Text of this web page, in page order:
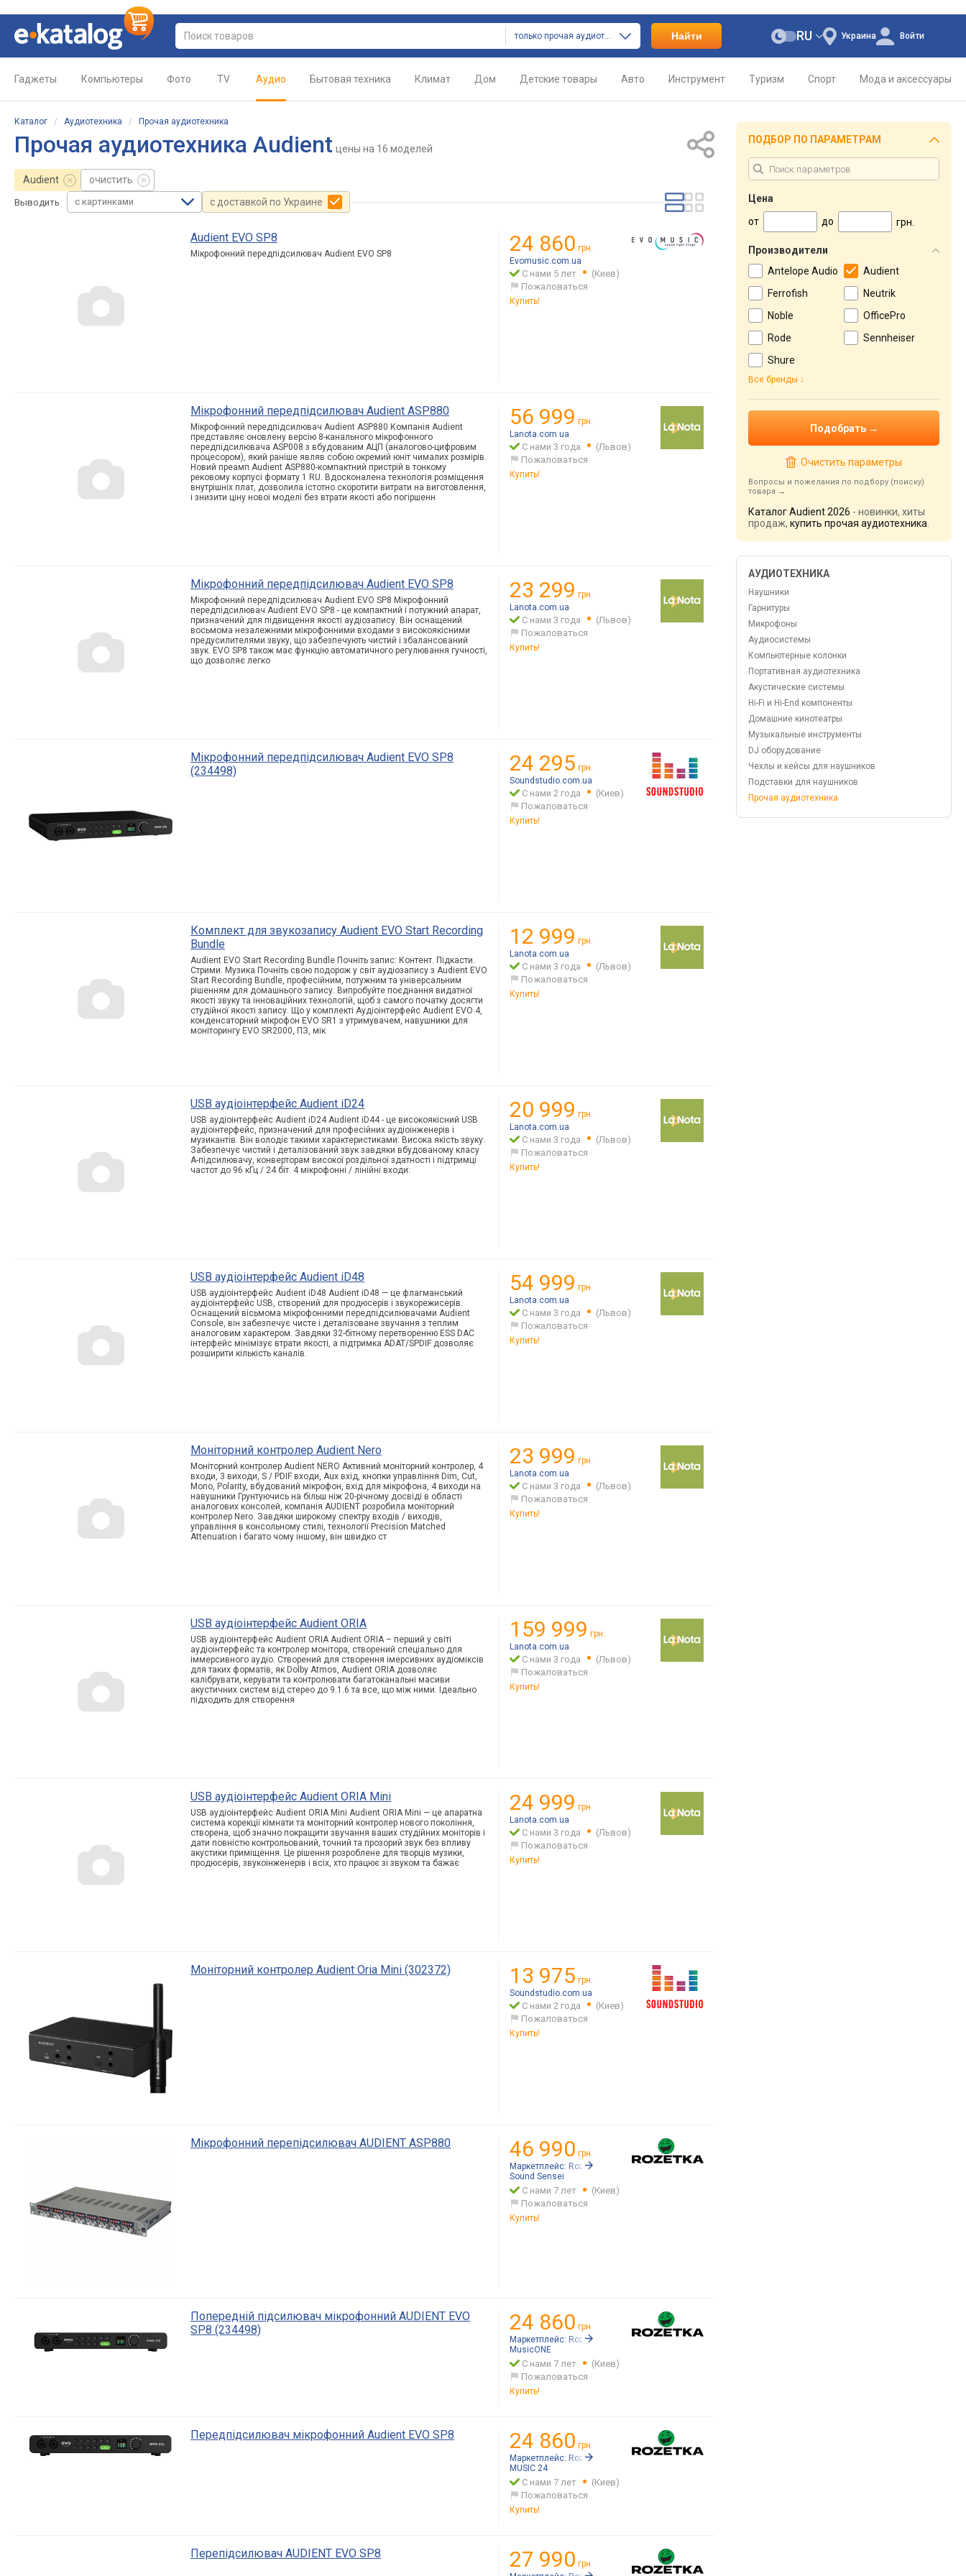
только прочая аудиотехника Найти Украина
RU Войти
Гаджеты Компьютеры Фото TV Аудио Бытовая техника Климат Дом Детские товары Авто Инструмент Туризм Спорт Мода и аксессуары
Каталог / Аудиотехника / Прочая аудиотехника
Прочая аудиотехника Audient цены на 16 моделей
Audient очистить
Выводить с картинками с доставкой по Украине
Audient EVO SP8
Мікрофонний передпідсилювач Audient EVO SP8 24 860 грн.
Evomusic.com.ua
С нами 5 лет
(Киев)
Пожаловаться
Купить!
Мікрофонний передпідсилювач Audient ASP880
Мікрофонний передпідсилювач Audient ASP880 Компанія Audient
представляє оновлену версію 8-канального мікрофонного
передпідсилювача ASP008 з вбудованим АЦП (аналогово-цифровим
процесором), який раніше являв собою окремий юніт чималих розмірів.
Новий преамп Audient ASP880-компактний пристрій в тонкому
рековому корпусі формату 1 RU. Вдосконалена технологія розміщення
внутрішніх плат, дозволила істотно скоротити витрати на виготовлення,
і знизити ціну нової моделі без втрати якості або погіршенн
56 999 грн.
Lanota.com.ua
С нами 3 года
(Львов)
Пожаловаться
Купить!
Мікрофонний передпідсилювач Audient EVO SP8
Мікрофонний передпідсилювач Audient EVO SP8 Мікрофонний
передпідсилювач Audient EVO SP8 - це компактний і потужний апарат,
призначений для підвищення якості аудіозапису. Він оснащений
восьмома незалежними мікрофонними входами з високоякісними
предусилителями звуку, що забезпечують чистий і збалансований
звук. EVO SP8 також має функцію автоматичного регулювання гучності,
що дозволяє легко
23 299 грн.
Lanota.com.ua
С нами 3 года
(Львов)
Пожаловаться
Купить!
Мікрофонний передпідсилювач Audient EVO SP8
(234498)
24 295 грн.
Soundstudio.com.ua
С нами 2 года
(Киев)
Пожаловаться
Купить!
Комплект для звукозапису Audient EVO Start Recording
Bundle
Audient EVO Start Recording Bundle Почніть запис: Контент. Підкасти.
Стрими. Музика Почніть свою подорож у світ аудіозапису з Audient EVO
Start Recording Bundle, професійним, потужним та універсальним
рішенням для домашнього запису. Випробуйте поєднання видатної
якості звуку та інноваційних технологій, щоб з самого початку досягти
студійної якості запису. Що у комплекті Аудіоінтерфейс Audient EVO 4,
конденсаторний мікрофон EVO SR1 з утримувачем, навушники для
моніторингу EVO SR2000, ПЗ, мік
12 999 грн.
Lanota.com.ua
С нами 3 года
(Львов)
Пожаловаться
Купить!
USB аудіоінтерфейс Audient iD24
USB аудіоінтерфейс Audient iD24 Audient iD44 - це високоякісний USB
аудіоінтерфейс, призначений для професійних аудіоінженерів і
музикантів. Він володіє такими характеристиками: Висока якість звуку:
Забезпечує чистий і деталізований звук завдяки вбудованому класу
A-підсилювачу, конверторам високої роздільної здатності і підтримці
частот до 96 кГц / 24 біт. 4 мікрофонні / лінійні входи:
20 999 грн.
Lanota.com.ua
С нами 3 года
(Львов)
Пожаловаться
Купить!
USB аудіоінтерфейс Audient iD48
USB аудіоінтерфейс Audient iD48 Audient iD48 — це флагманський
аудіоінтерфейс USB, створений для продюсерів і звукорежисерів.
Оснащений вісьмома мікрофонними передпідсилювачами Audient
Console, він забезпечує чисте і деталізоване звучання з теплим
аналоговим характером. Завдяки 32-бітному перетворенню ESS DAC
інтерфейс мінімізує втрати якості, а підтримка ADAT/SPDIF дозволяє
розширити кількість каналів.
54 999 грн.
Lanota.com.ua
С нами 3 года
(Львов)
Пожаловаться
Купить!
Моніторний контролер Audient Nero
Моніторний контролер Audient NERO Активний моніторний контролер, 4
входи, 3 виходи, S / PDIF входи, Aux вхід, кнопки управління Dim, Cut,
Mono, Polarity, вбудований мікрофон, вхід для мікрофона, 4 виходи на
навушники Грунтуючись на більш ніж 20-річному досвіді в області
аналогових консолей, компанія AUDIENT розробила моніторний
контролер Nero. Завдяки широкому спектру входів / виходів,
управління в консольному стилі, технології Precision Matched
Attenuation і багато чому іншому, він швидко ст
23 999 грн.
Lanota.com.ua
С нами 3 года
(Львов)
Пожаловаться
Купить!
USB аудіоінтерфейс Audient ORIA
USB аудіоінтерфейс Audient ORIA Audient ORIA – перший у світі
аудіоінтерфейс та контролер монітора, створений спеціально для
іммерсивного аудіо. Створений для створення імерсивних аудіоміксів
для таких форматів, як Dolby Atmos, Audient ORIA дозволяє
калібрувати, керувати та контролювати багатоканальні масиви
акустичних систем від стерео до 9.1.6 та все, що між ними. Ідеально
підходить для створення
159 999 грн.
Lanota.com.ua
С нами 3 года
(Львов)
Пожаловаться
Купить!
USB аудіоінтерфейс Audient ORIA Mini
USB аудіоінтерфейс Audient ORIA Mini Audient ORIA Mini — це апаратна
система корекції кімнати та моніторний контролер нового покоління,
створена, щоб значно покращити звучання ваших студійних моніторів і
дати повністю контрольований, точний та прозорий звук без впливу
акустики приміщення. Це рішення розроблене для творців музики,
продюсерів, звукоінженерів і всіх, хто працює зі звуком та бажає
24 999 грн.
Lanota.com.ua
С нами 3 года
(Львов)
Пожаловаться
Купить!
Моніторний контролер Audient Oria Mini (302372) 13 975 грн.
Soundstudio.com.ua
С нами 2 года
(Киев)
Пожаловаться
Купить!
Мікрофонний перепідсилювач AUDIENT ASP880 46 990 грн.
Маркетплейс: Rozetka.ua
Sound Sensei
С нами 7 лет
(Киев)
Пожаловаться
Купить!
Попередній підсилювач мікрофонний AUDIENT EVO
SP8 (234498)
24 860 грн.
Маркетплейс: Rozetka.ua
MusicONE
С нами 7 лет
(Киев)
Пожаловаться
Купить!
Передпідсилювач мікрофонний Audient EVO SP8 24 860 грн.
Маркетплейс: Rozetka.ua
MUSIC 24
С нами 7 лет
(Киев)
Пожаловаться
Купить!
Перепідсилювач AUDIENT EVO SP8 27 990 грн.
ПОДБОР ПО ПАРАМЕТРАМ
Цена
от
до грн.
Производители
Antelope Audio
Audient
Ferrofish
Neutrik
Noble
OfficePro
Rode
Sennheiser
Shure
Все бренды
Очистить параметры
Вопросы и пожелания по подбору (поиску)
товара
Каталог Audient 2026 - новинки, хиты
продаж, купить прочая аудиотехника
АУДИОТЕХНИКА
Наушники
Гарнитуры
Микрофоны
Аудиосистемы
Компьютерные колонки
Портативная аудиотехника
Акустические системы
Hi-Fi и Hi-End компоненты
Домашние кинотеатры
Музыкальные инструменты
DJ оборудование
Чехлы и кейсы для наушников
Подставки для наушников
Прочая аудиотехника